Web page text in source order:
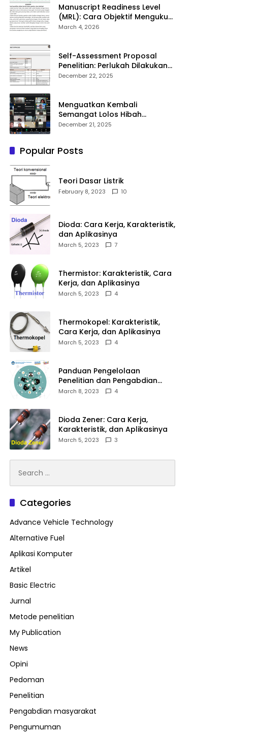
Manuscript Readiness Level
(MRL): Cara Objektif Mengukur
Kesiapan Artikel Ilmiah Anda
March 4, 2026
Self-Assessment Proposal
Penelitian: Perlukah Dilakukan
Sebelum Submit?
December 22, 2025
Menguatkan Kembali
Semangat Lolos Hibah
Penelitian DPPM 2026
December 21, 2025
Popular Posts
Teori Dasar Listrik
February 8, 2023 10
Dioda: Cara Kerja, Karakteristik,
dan Aplikasinya
March 5, 2023 7
Thermistor: Karakteristik, Cara
Kerja, dan Aplikasinya
March 5, 2023 4
Thermokopel: Karakteristik,
Cara Kerja, dan Aplikasinya
March 5, 2023 4
Panduan Pengelolaan
Penelitian dan Pengabdian
Kepada Masyarakat Tahun
March 8, 2023 4
Dioda Zener: Cara Kerja,
Karakteristik, dan Aplikasinya
March 5, 2023 3
for:
Categories
Advance Vehicle Technology
Alternative Fuel
Aplikasi Komputer
Artikel
Basic Electric
Jurnal
Metode penelitian
My Publication
News
Opini
Pedoman
Penelitian
Pengabdian masyarakat
Pengumuman